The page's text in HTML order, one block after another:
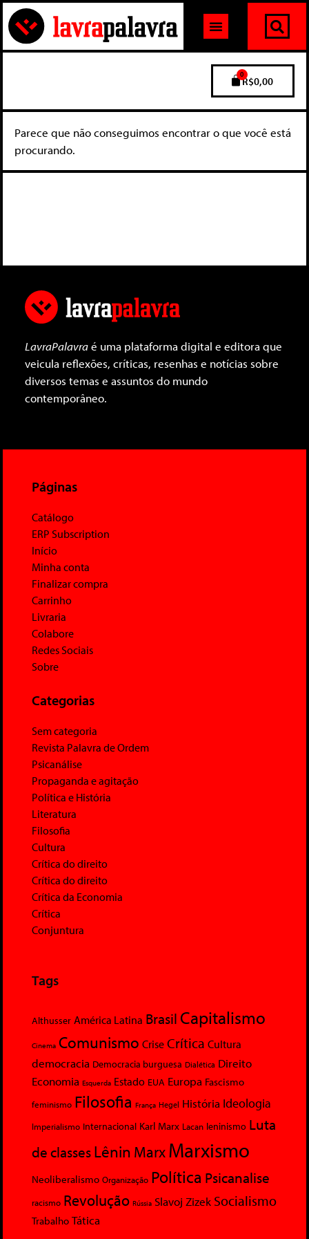
R$0,00
0
Parece que não conseguimos encontrar o que você está
procurando.
LavraPalavraé uma plataforma digital e editora que
veicula reflexões, críticas, resenhas e notícias sobre
diversos temas e assuntos do mundo
contemporâneo.
Páginas
Catálogo
ERP Subscription
Início
Minha conta
Finalizar compra
Carrinho
Livraria
Colabore
Redes Sociais
Sobre
Categorias
Sem categoria
Revista Palavra de Ordem
Psicanálise
Propaganda e agitação
Política e História
Literatura
Filosofia
Cultura
Crítica do direito
Crítica do direito
Crítica da Economia
Crítica
Conjuntura
Tags
Althusser América Latina Brasil Capitalismo
Cinema Comunismo Crise Crítica Cultura
democracia Democracia burguesa Dialética Direito
Economia Esquerda Estado EUA Europa Fascismo
feminismo Filosofia França Hegel História Ideologia
Imperialismo Internacional Karl Marx Lacan leninismo Luta
de classesLênin MarxMarxismo
Neoliberalismo Organização Política Psicanalise
racismo Revolução Rússia Slavoj Zizek Socialismo
Trabalho Tática